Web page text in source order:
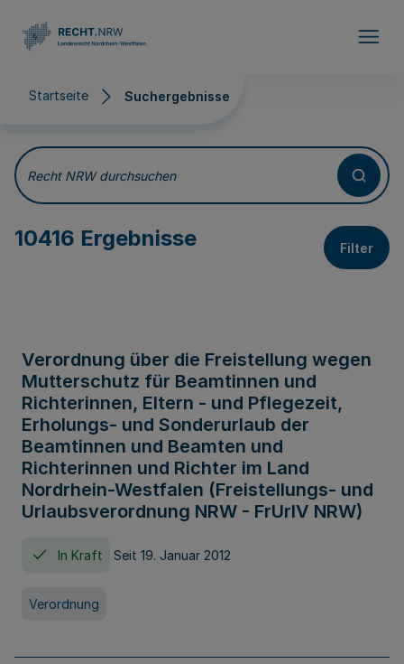
Startseite Suchergebnisse
Suchergebnisse
Recht NRW durchsuchen
10416 Ergebnisse Filter
Verordnung über die Freistellung wegen
Mutterschutz für Beamtinnen und
Richterinnen, Eltern - und Pflegezeit,
Erholungs- und Sonderurlaub der
Beamtinnen und Beamten und
Richterinnen und Richter im Land
Nordrhein-Westfalen (Freistellungs- und
Urlaubsverordnung NRW - FrUrlV NRW)
In Kraft Seit 19. Januar 2012
Verordnung